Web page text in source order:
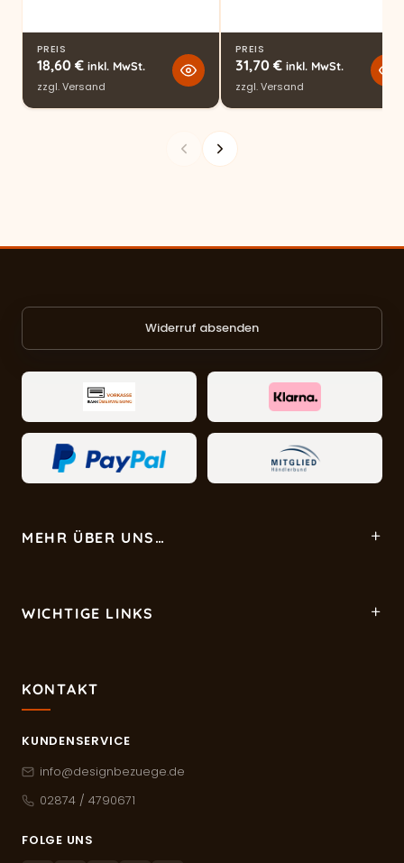
PREIS
18,60 € inkl. MwSt.
zzgl.Versand
PREIS
31,70 € inkl. MwSt.
zzgl.Versand
Widerruf absenden
MEHR ÜBER UNS…
WICHTIGE LINKS
KONTAKT
KUNDENSERVICE
info@designbezuege.de
02874 / 4790671
FOLGE UNS